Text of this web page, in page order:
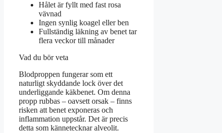
Hålet är fyllt med fast rosa
vävnad
Ingen synlig koagel eller ben
Fullständig läkning av benet tar
flera veckor till månader
Vad du bör veta
Blodproppen fungerar som ett
naturligt skyddande lock över det
underliggande käkbenet. Om denna
propp rubbas – oavsett orsak – finns
risken att benet exponeras och
inflammation uppstår. Det är precis
detta som kännetecknar alveolit.